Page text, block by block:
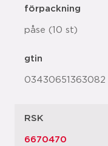
förpackning
påse (10 st)
gtin
03430651363082
RSK
6670470